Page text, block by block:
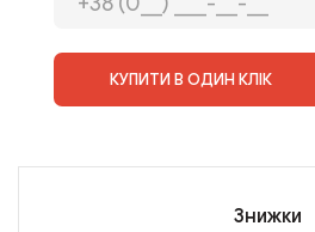
КУПИТИ В ОДИН КЛІК
Знижки